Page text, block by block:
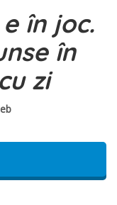
în joc.
în
zi